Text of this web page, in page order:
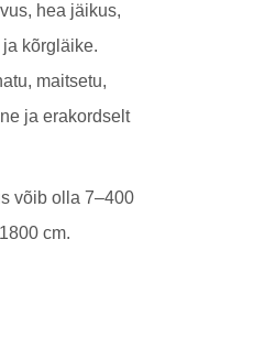
hea jäikus,
kõrgläike.
maitsetu,
ja erakordselt
võib olla 7–400
cm.